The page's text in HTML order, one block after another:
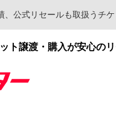
公式リセールも取扱うチ
ト譲渡・購入が安心の